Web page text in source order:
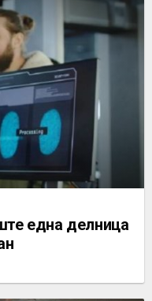
една делница